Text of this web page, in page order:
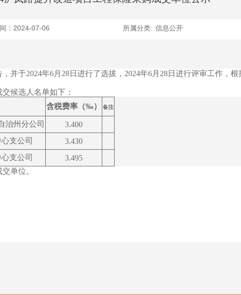
并于2024年6月28日进行了选拔，2024年6月28日进行评审工作，
候选人名单如下：
含税费率（‰） 备注
治州分公司
3.400
支公司
3.430
支公司
3.495
单位。
：2024-07-06 所属分类: 信息公开